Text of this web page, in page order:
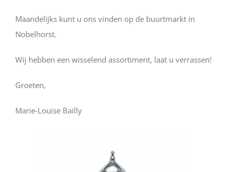
Maandelijks kunt u ons vinden op de buurtmarkt in
Nobelhorst.
Wij hebben een wisselend assortiment, laat u verrassen!
Groeten,
Marie-Louise Bailly